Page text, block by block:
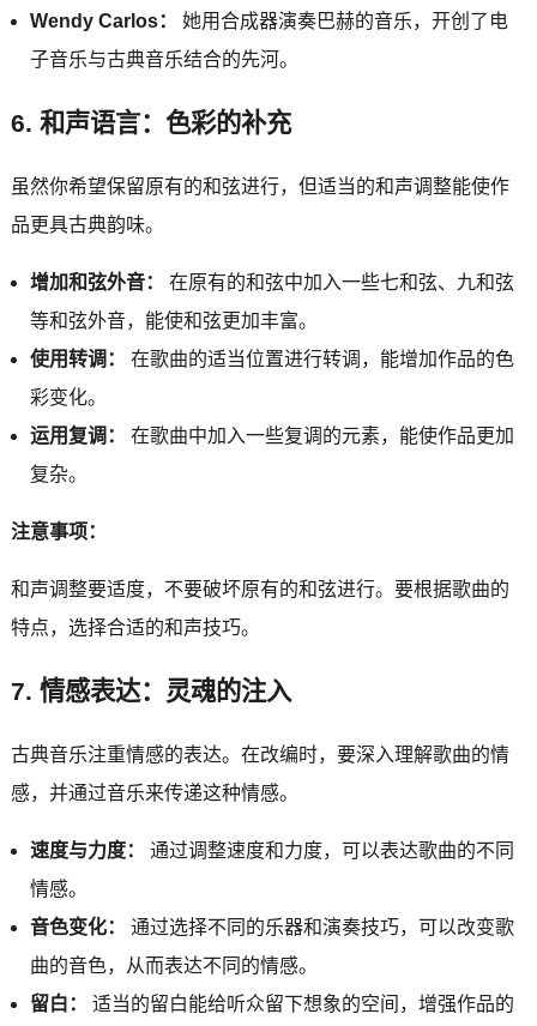
Wendy Carlos：
她用合成器演奏巴赫的音乐，开创了电
子音乐与古典音乐结合的先河。
6. 和声语言：色彩的补充
虽然你希望保留原有的和弦进行，但适当的和声调整能使作
品更具古典韵味。
增加和弦外音：
在原有的和弦中加入一些七和弦、九和弦
等和弦外音，能使和弦更加丰富。
使用转调：
在歌曲的适当位置进行转调，能增加作品的色
彩变化。
运用复调：
在歌曲中加入一些复调的元素，能使作品更加
复杂。
注意事项：
和声调整要适度，不要破坏原有的和弦进行。要根据歌曲的
特点，选择合适的和声技巧。
7. 情感表达：灵魂的注入
古典音乐注重情感的表达。在改编时，要深入理解歌曲的情
感，并通过音乐来传递这种情感。
速度与力度：
通过调整速度和力度，可以表达歌曲的不同
情感。
音色变化：
通过选择不同的乐器和演奏技巧，可以改变歌
曲的音色，从而表达不同的情感。
留白：
适当的留白能给听众留下想象的空间，增强作品的